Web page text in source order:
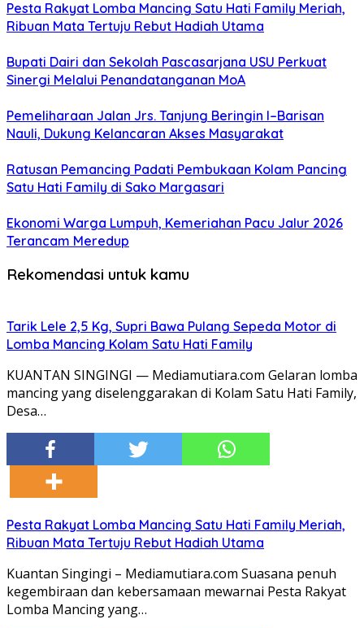
Pesta Rakyat Lomba Mancing Satu Hati Family Meriah,
Ribuan Mata Tertuju Rebut Hadiah Utama
Bupati Dairi dan Sekolah Pascasarjana USU Perkuat
Sinergi Melalui Penandatanganan MoA
Pemeliharaan Jalan Jrs. Tanjung Beringin I–Barisan
Nauli, Dukung Kelancaran Akses Masyarakat
Ratusan Pemancing Padati Pembukaan Kolam Pancing
Satu Hati Family di Sako Margasari
Ekonomi Warga Lumpuh, Kemeriahan Pacu Jalur 2026
Terancam Meredup
Rekomendasi untuk kamu
Tarik Lele 2,5 Kg, Supri Bawa Pulang Sepeda Motor di
Lomba Mancing Kolam Satu Hati Family
KUANTAN SINGINGI — Mediamutiara.com Gelaran lomba
mancing yang diselenggarakan di Kolam Satu Hati Family,
Desa…
Pesta Rakyat Lomba Mancing Satu Hati Family Meriah,
Ribuan Mata Tertuju Rebut Hadiah Utama
Kuantan Singingi – Mediamutiara.com Suasana penuh
kegembiraan dan kebersamaan mewarnai Pesta Rakyat
Lomba Mancing yang…